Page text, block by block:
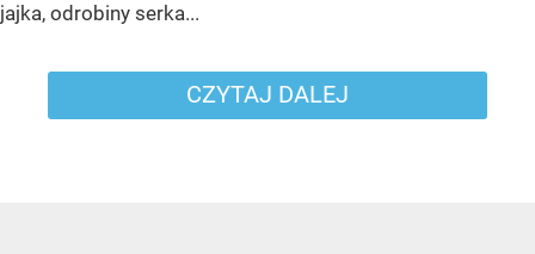
jajka, odrobiny serka...
CZYTAJ DALEJ